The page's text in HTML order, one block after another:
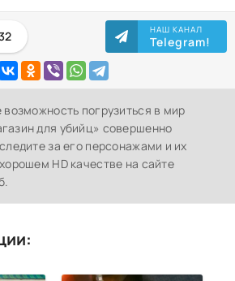
НАШ КАНАЛ
Telegram!
возможность погрузиться в мир
для убийц» совершенно
за его персонажами и их
HD качестве на сайте